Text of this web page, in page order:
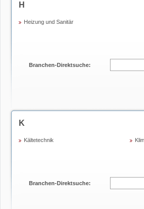
H
Heizung und Sanitär
Branchen-Direktsuche:
K
Kältetechnik
Branchen-Direktsuche: